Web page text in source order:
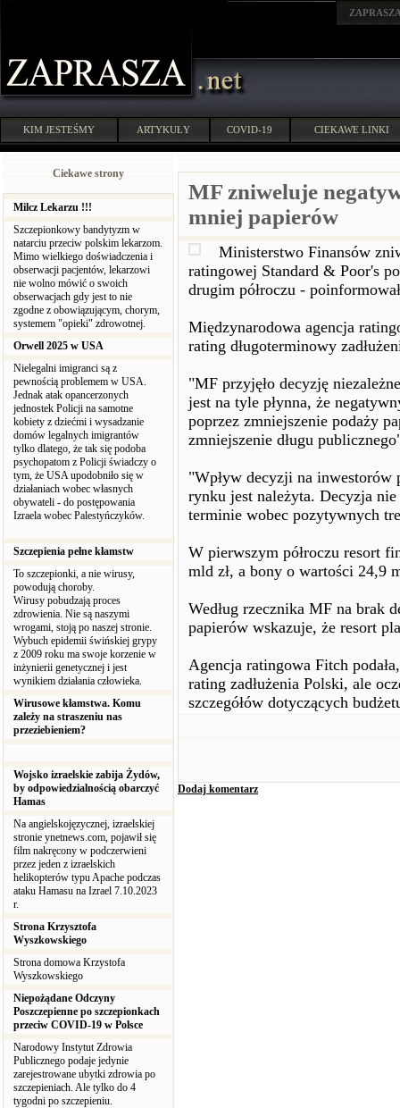
KIM JESTEŚMY ARTYKUŁY COVID-19 CIEKAWE LINKI
Ciekawe strony
Milcz Lekarzu !!!
Szczepionkowy bandytyzm w
natarciu przeciw polskim lekarzom.
Mimo wielkiego doświadczenia i
obserwacji pacjentów, lekarzowi
nie wolno mówić o swoich
obserwacjach gdy jest to nie
zgodne z obowiązującym, chorym,
systemem "opieki" zdrowotnej.
Orwell 2025 w USA
Nielegalni imigranci są z
pewnością problemem w USA.
Jednak atak opancerzonych
jednostek Policji na samotne
kobiety z dziećmi i wysadzanie
domów legalnych imigrantów
tylko dlatego, że tak się podoba
psychopatom z Policji świadczy o
tym, że USA upodobniło się w
działaniach wobec własnych
obywateli - do postępowania
Izraela wobec Palestyńczyków.
Szczepienia pełne kłamstw
To szczepionki, a nie wirusy,
powodują choroby.
Wirusy pobudzają proces
zdrowienia. Nie są naszymi
wrogami, stoją po naszej stronie.
Wybuch epidemii świńskiej grypy
z 2009 roku ma swoje korzenie w
inżynierii genetycznej i jest
wynikiem działania człowieka.
Wirusowe kłamstwa. Komu
zależy na straszeniu nas
przeziebieniem?
Wojsko izraelskie zabija Żydów,
by odpowiedzialnością obarczyć
Hamas
Na angielskojęzycznej, izraelskiej
stronie ynetnews.com, pojawił się
film nakręcony w podczerwieni
przez jeden z izraelskich
helikopterów typu Apache podczas
ataku Hamasu na Izrael 7.10.2023
r.
Strona Krzysztofa
Wyszkowskiego
Strona domowa Krzystofa
Wyszkowskiego
Niepożądane Odczyny
Poszczepienne po szczepionkach
przeciw COVID-19 w Polsce
Narodowy Instytut Zdrowia
Publicznego podaje jedynie
zarejestrowane ubytki zdrowia po
szczepieniach. Ale tylko do 4
tygodni po szczepieniu.
MF zniweluje
mniej papierów
Ministerstwo Finansów
ratingowej Standard & Poor's
drugim półroczu -
Międzynarodowa agencja
rating długoterminowy
"MF przyjęło decyzję
jest na tyle płynna, że
poprzez zmniejszenie podaży
zmniejszenie długu
"Wpływ decyzji na inwestorów
rynku jest należyta. Decyzja
terminie wobec pozytywnych
W pierwszym półroczu resort
mld zł, a bony o wartości 24,9
Według rzecznika MF na brak
papierów wskazuje, że resort
Agencja ratingowa Fitch
rating zadłużenia Polski, ale
szczegółów dotyczących
Dodaj komentarz